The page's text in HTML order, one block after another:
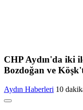
CHP Aydın'da iki
Bozdoğan ve
Aydın Haberleri 10